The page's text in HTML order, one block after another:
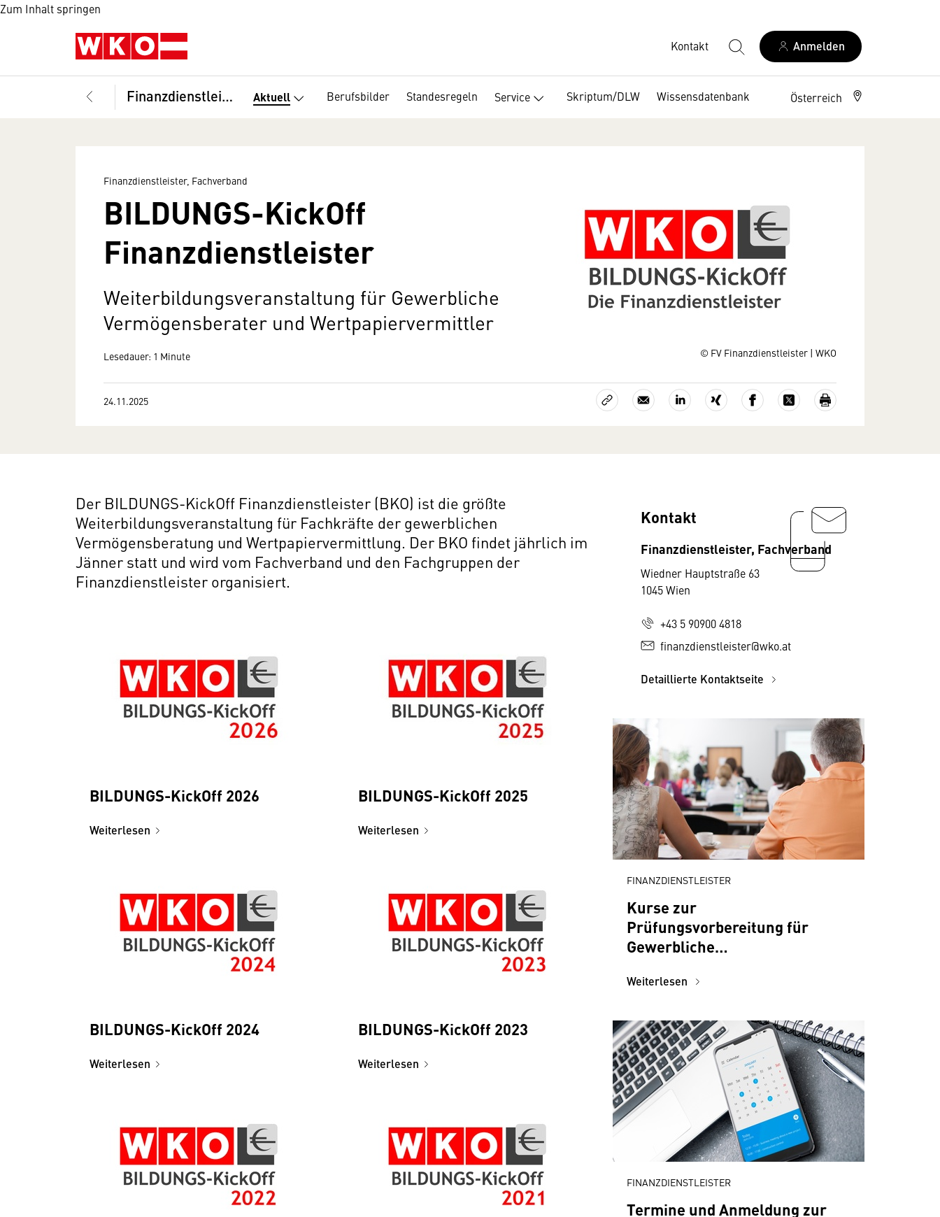
Zum Inhalt springen
Kontakt Anmelden
Finanzdienstleister, Fachverband Aktuell Berufsbilder Standesregeln Service Skriptum/DLW Wissensdatenbank Österreich
© FV Finanzdienstleister | WKO
Finanzdienstleister, Fachverband
BILDUNGS-KickOff
Finanzdienstleister
Weiterbildungsveranstaltung für Gewerbliche
Vermögensberater und Wertpapiervermittler
Lesedauer: 1 Minute
24.11.2025
Der BILDUNGS-KickOff Finanzdienstleister (BKO) ist die größte
Weiterbildungsveranstaltung für Fachkräfte der gewerblichen
Vermögensberatung und Wertpapiervermittlung. Der BKO findet jährlich im
Jänner statt und wird vom Fachverband und den Fachgruppen der
Finanzdienstleister organisiert.
BILDUNGS-KickOff 2026
Weiterlesen
BILDUNGS-KickOff 2025
Weiterlesen
BILDUNGS-KickOff 2024
Weiterlesen
BILDUNGS-KickOff 2023
Weiterlesen
Kontakt
Finanzdienstleister, Fachverband
Wiedner Hauptstraße 63
1045 Wien
+43 5 90900 4818
finanzdienstleister@wko.at
Detaillierte Kontaktseite
FINANZDIENSTLEISTER
Kurse zur
Prüfungsvorbereitung für
Gewerbliche
Wertpapiervermittler
Weiterlesen
FINANZDIENSTLEISTER
Termine und Anmeldung zur